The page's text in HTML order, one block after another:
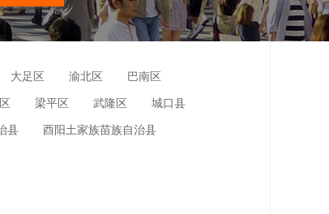
大足区 渝北区 巴南区
梁平区 武隆区 城口县
县 酉阳土家族苗族自治县